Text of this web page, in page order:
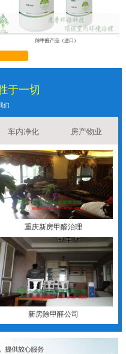
除甲醛产品（进口）
于一切
们
车内净化 房产物业
重庆新房甲醛治理
新房除甲醛公司